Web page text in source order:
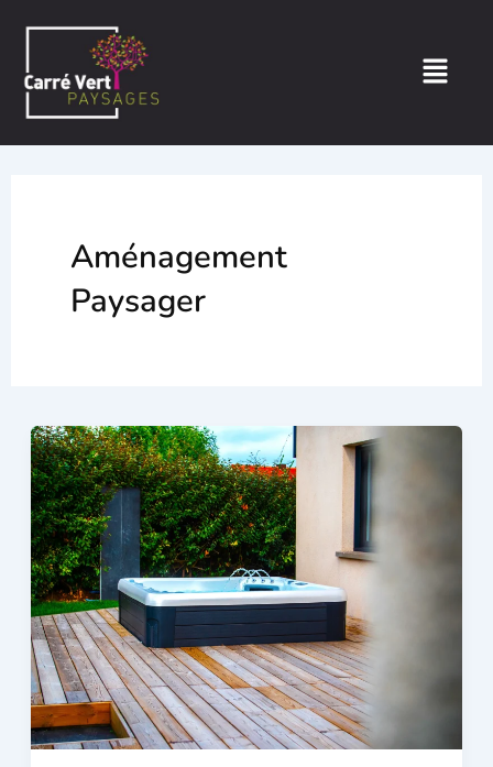
contenu
Menu
Aménagement
Paysager